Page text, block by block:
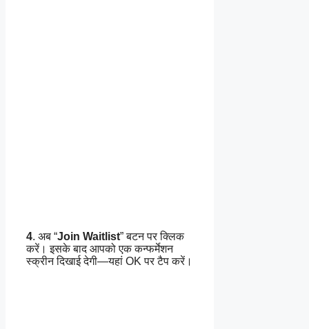
4. अब “Join Waitlist” बटन पर क्लिक
करें। इसके बाद आपको एक कन्फर्मेशन
स्क्रीन दिखाई देगी—यहां OK पर टैप करें।